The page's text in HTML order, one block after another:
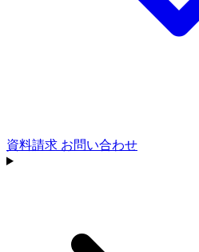
資料請求 お問い合わせ